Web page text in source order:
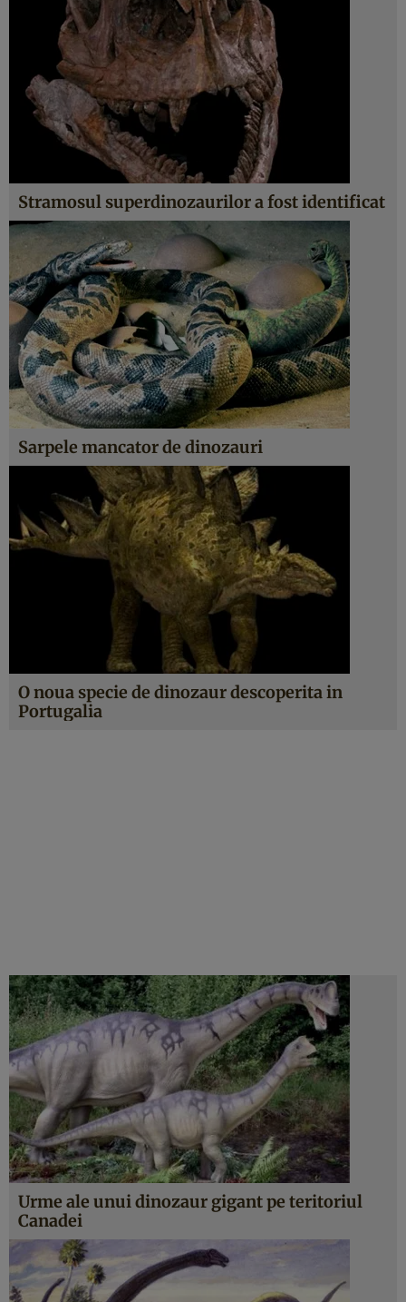
Stramosul superdinozaurilor a fost identificat
Sarpele mancator de dinozauri
O noua specie de dinozaur descoperita in
Portugalia
Urme ale unui dinozaur gigant pe teritoriul
Canadei